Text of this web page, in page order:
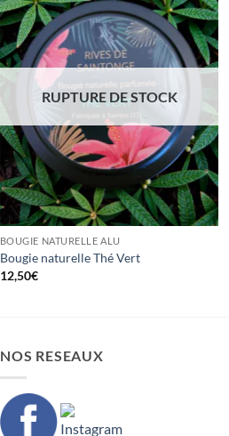
RUPTURE DE STOCK
BOUGIE NATURELLE ALU
Bougie naturelle Thé Vert
12,50€
NOS RESEAUX